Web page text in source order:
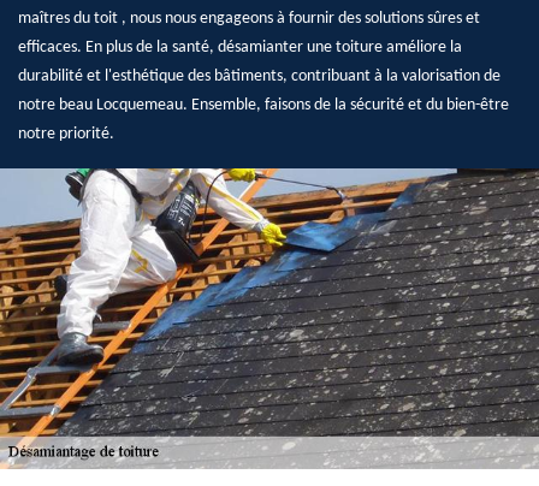
maîtres du toit , nous nous engageons à fournir des solutions sûres et
efficaces. En plus de la santé, désamianter une toiture améliore la
durabilité et l'esthétique des bâtiments, contribuant à la valorisation de
notre beau Locquemeau. Ensemble, faisons de la sécurité et du bien-être
notre priorité.